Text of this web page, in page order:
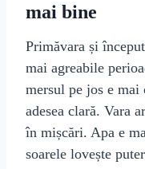
mai bine
Primăvara și
mai agreabile
mersul pe jos e
adesea clară. Vara
în mișcări. Apa e
soarele lovește